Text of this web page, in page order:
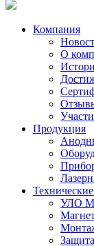
Компания
О
Продукция
УЛО